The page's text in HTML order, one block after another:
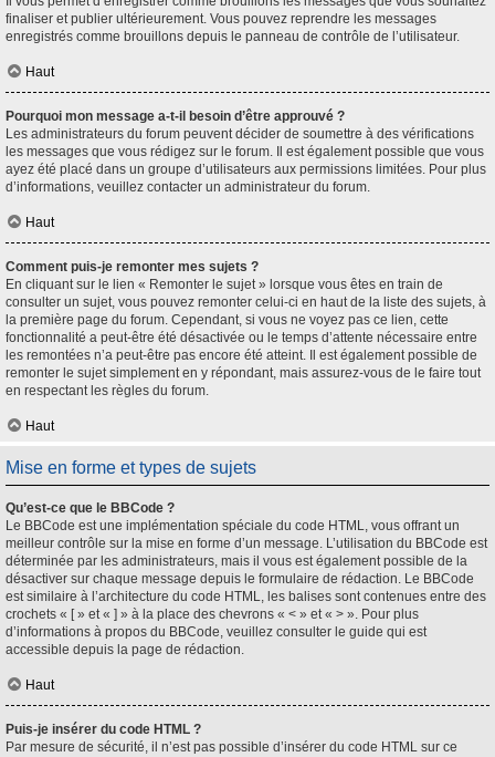
finaliser et publier ultérieurement. Vous pouvez reprendre les messages
enregistrés comme brouillons depuis le panneau de contrôle de l’utilisateur.
Haut
Pourquoi mon message a-t-il besoin d’être approuvé ?
Les administrateurs du forum peuvent décider de soumettre à des vérifications
les messages que vous rédigez sur le forum. Il est également possible que vous
ayez été placé dans un groupe d’utilisateurs aux permissions limitées. Pour plus
d’informations, veuillez contacter un administrateur du forum.
Haut
Comment puis-je remonter mes sujets ?
En cliquant sur le lien « Remonter le sujet » lorsque vous êtes en train de
consulter un sujet, vous pouvez remonter celui-ci en haut de la liste des sujets, à
la première page du forum. Cependant, si vous ne voyez pas ce lien, cette
fonctionnalité a peut-être été désactivée ou le temps d’attente nécessaire entre
les remontées n’a peut-être pas encore été atteint. Il est également possible de
remonter le sujet simplement en y répondant, mais assurez-vous de le faire tout
en respectant les règles du forum.
Haut
Mise en forme et types de sujets
Qu’est-ce que le BBCode ?
Le BBCode est une implémentation spéciale du code HTML, vous offrant un
meilleur contrôle sur la mise en forme d’un message. L’utilisation du BBCode est
déterminée par les administrateurs, mais il vous est également possible de la
désactiver sur chaque message depuis le formulaire de rédaction. Le BBCode
est similaire à l’architecture du code HTML, les balises sont contenues entre des
crochets « [ » et « ] » à la place des chevrons « < » et « > ». Pour plus
d’informations à propos du BBCode, veuillez consulter le guide qui est
accessible depuis la page de rédaction.
Haut
Puis-je insérer du code HTML ?
Par mesure de sécurité, il n’est pas possible d’insérer du code HTML sur ce